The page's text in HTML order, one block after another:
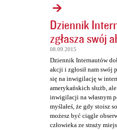
Dziennik
zgłasza swój
08.09.2015
Dziennik Internautów
akcji i zgłosił nam swój
się na inwigilację w
amerykańskich służb,
inwigilacji na własnym
myślałeś, że gdy stoisz
możesz być ciągle
człowieka ze straży